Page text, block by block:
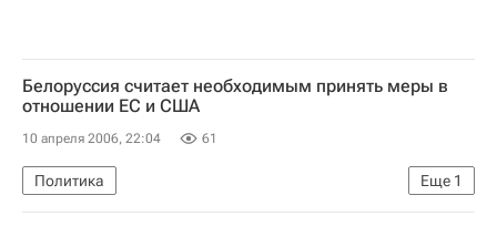
Белоруссия считает необходимым принять меры в
отношении ЕС и США
10 апреля 2006, 22:04 61
Еще 1
Политика
Санкции ЕС в отношении Белоруссии